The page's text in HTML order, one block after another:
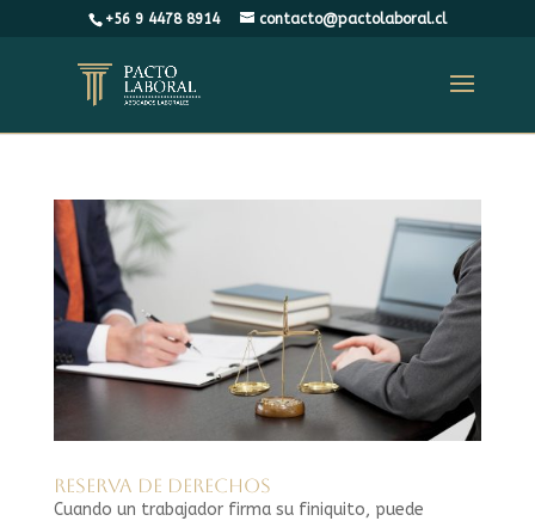
+56 9 4478 8914 contacto@pactolaboral.cl
⁠⁠Reserva de derechos
Cuando un trabajador firma su finiquito, puede